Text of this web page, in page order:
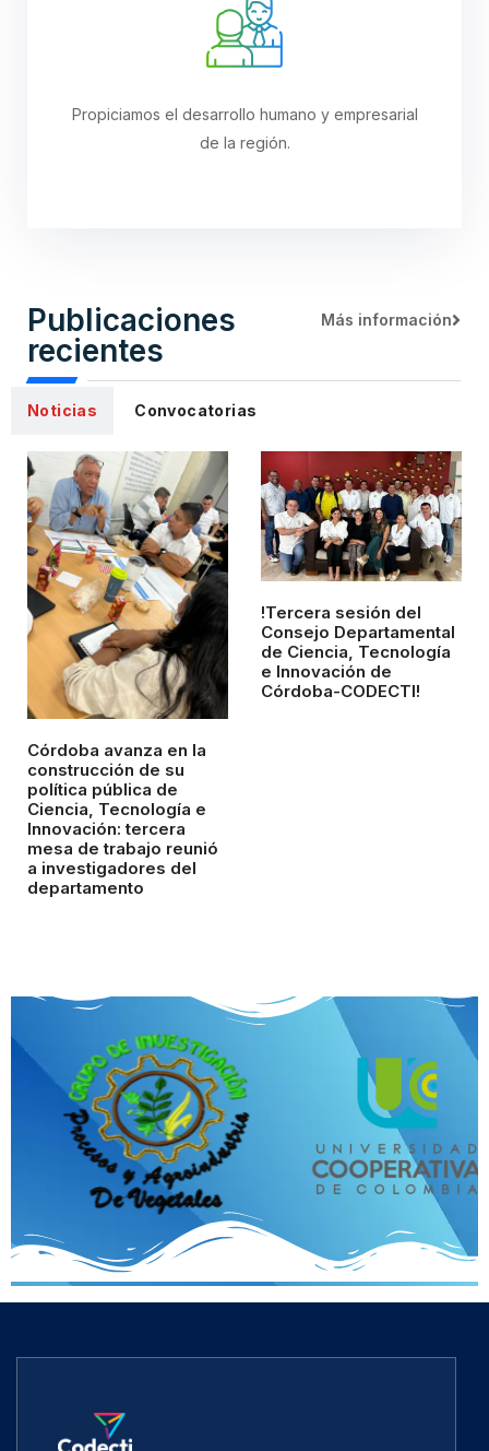
Propiciamos el desarrollo humano y empresarial
de la región.
Publicaciones
recientes
Más información
Noticias Convocatorias
Córdoba avanza en la
construcción de su
política pública de
Ciencia, Tecnología e
Innovación: tercera
mesa de trabajo reunió
a investigadores del
departamento
!Tercera sesión del
Consejo Departamental
de Ciencia, Tecnología
e Innovación de
Córdoba-CODECTI!